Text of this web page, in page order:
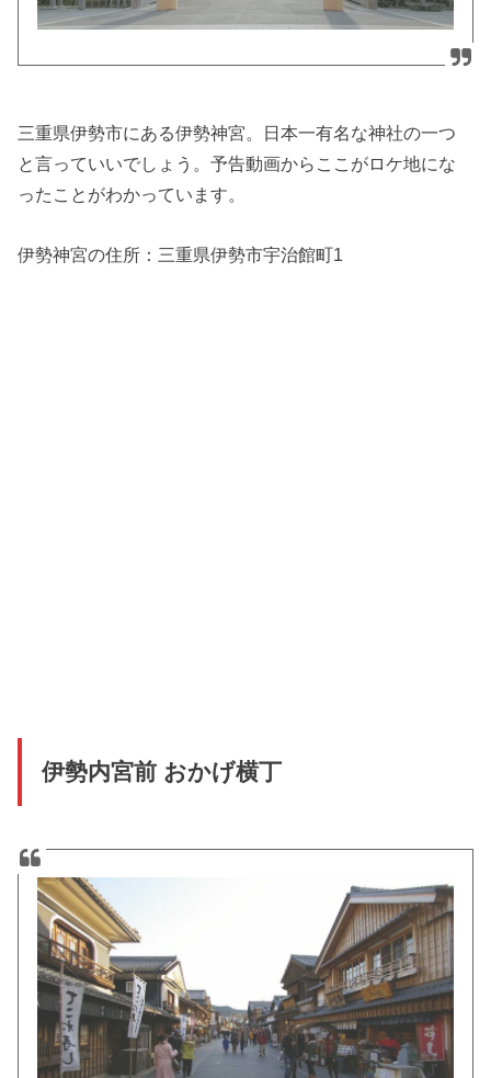
三重県伊勢市にある伊勢神宮。日本一有名な神社の一つ
と言っていいでしょう。予告動画からここがロケ地にな
ったことがわかっています。
伊勢神宮の住所： 三重県伊勢市宇治館町1
伊勢内宮前 おかげ横丁